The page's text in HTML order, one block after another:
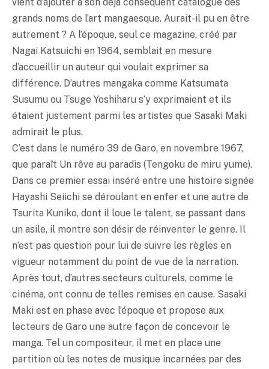
vient d’ajouter à son déjà conséquent catalogue des
grands noms de l’art mangaesque. Aurait-il pu en être
autrement ? A l’époque, seul ce magazine, créé par
Nagai Katsuichi en 1964, semblait en mesure
d’accueillir un auteur qui voulait exprimer sa
différence. D’autres mangaka comme Katsumata
Susumu ou Tsuge Yoshiharu s’y exprimaient et ils
étaient justement parmi les artistes que Sasaki Maki
admirait le plus.
C’est dans le numéro 39 de Garo, en novembre 1967,
que paraît Un rêve au paradis (Tengoku de miru yume).
Dans ce premier essai inséré entre une histoire signée
Hayashi Seiichi se déroulant en enfer et une autre de
Tsurita Kuniko, dont il loue le talent, se passant dans
un asile, il montre son désir de réinventer le genre. Il
n’est pas question pour lui de suivre les règles en
vigueur notamment du point de vue de la narration.
Après tout, d’autres secteurs culturels, comme le
cinéma, ont connu de telles remises en cause. Sasaki
Maki est en phase avec l’époque et propose aux
lecteurs de Garo une autre façon de concevoir le
manga. Tel un compositeur, il met en place une
partition où les notes de musique incarnées par des